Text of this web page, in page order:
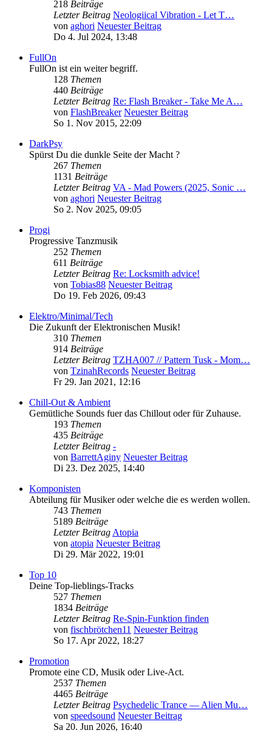
218 Beiträge
Letzter Beitrag Neologiical Vibration - Let T…
von aghori Neuester Beitrag
Do 4. Jul 2024, 13:48
FullOn
FullOn ist ein weiter begriff.
128 Themen
440 Beiträge
Letzter Beitrag Re: Flash Breaker - Take Me A…
von FlashBreaker Neuester Beitrag
So 1. Nov 2015, 22:09
DarkPsy
Spürst Du die dunkle Seite der Macht ?
267 Themen
1131 Beiträge
Letzter Beitrag VA - Mad Powers (2025, Sonic …
von aghori Neuester Beitrag
So 2. Nov 2025, 09:05
Progi
Progressive Tanzmusik
252 Themen
611 Beiträge
Letzter Beitrag Re: Locksmith advice!
von Tobias88 Neuester Beitrag
Do 19. Feb 2026, 09:43
Elektro/Minimal/Tech
Die Zukunft der Elektronischen Musik!
310 Themen
914 Beiträge
Letzter Beitrag TZHA007 // Pattern Tusk - Mom…
von TzinahRecords Neuester Beitrag
Fr 29. Jan 2021, 12:16
Chill-Out & Ambient
Gemütliche Sounds fuer das Chillout oder für Zuhause.
193 Themen
435 Beiträge
Letzter Beitrag -
von BarrettAginy Neuester Beitrag
Di 23. Dez 2025, 14:40
Komponisten
Abteilung für Musiker oder welche die es werden wollen.
743 Themen
5189 Beiträge
Letzter BeitragAtopia
von atopia Neuester Beitrag
Di 29. Mär 2022, 19:01
Top 10
Deine Top-lieblings-Tracks
527 Themen
1834 Beiträge
Letzter Beitrag Re-Spin-Funktion finden
von fischbrötchen11 Neuester Beitrag
So 17. Apr 2022, 18:27
Promotion
Promote eine CD, Musik oder Live-Act.
2537 Themen
4465 Beiträge
Letzter Beitrag Psychedelic Trance — Alien Mu…
von speedsound Neuester Beitrag
Sa 20. Jun 2026, 16:40